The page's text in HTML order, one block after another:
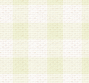
に同意の後、当社指
する必要事項を入
、会員登録を承認し
るためのログイン
告する登録情報の全